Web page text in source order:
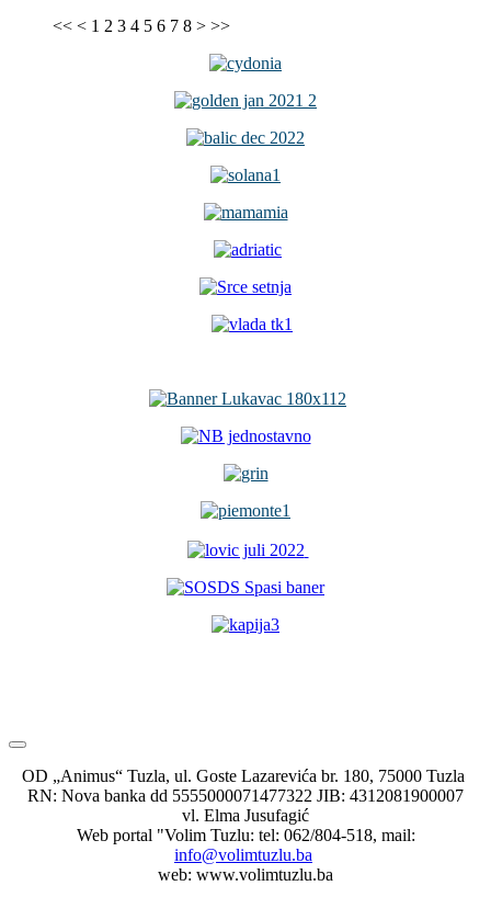
<< < 1 2 3 4 5 6 7 8 > >>
OD „Animus“ Tuzla, ul. Goste Lazarevića br. 180, 75000 Tuzla
RN: Nova banka dd 5555000071477322 JIB: 4312081900007
vl. Elma Jusufagić
Web portal "Volim Tuzlu: tel: 062/804-518, mail:
info@volimtuzlu.ba
web: www.volimtuzlu.ba